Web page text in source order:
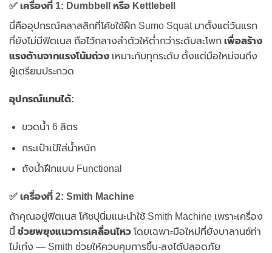
✅ เครื่องที่ 1: Dumbbell หรือ Kettlebell
นี่คืออุปกรณ์คลาสสิกที่โค้ชใช้ฝึก Sumo Squat มาตั้งแต่วันแรก
ที่ยังไม่มีฟิตเนส ถือไว้กลางลำตัวให้ต่ำกว่าระดับสะโพก เพื่อสร้าง
แรงต้านจากแรงโน้มถ่วง เหมาะกับทุกระดับ ตั้งแต่มือใหม่จนถึง
ผู้เตรียมประกวด
อุปกรณ์แทนได้:
ขวดน้ำ 6 ลิตร
กระเป๋าเป้ใส่น้ำหนัก
ถังน้ำฝึกแบบ Functional
✅ เครื่องที่ 2: Smith Machine
ถ้าคุณอยู่ฟิตเนส โค้ชปุนิ่มแนะนำใช้ Smith Machine เพราะเครื่อง
นี้ ช่วยพยุงแนวการเคลื่อนไหว โดยเฉพาะมือใหม่ที่ยังบาลานซ์ท่า
ไม่เก่ง — Smith ช่วยให้ควบคุมการขึ้น-ลงได้ปลอดภัย